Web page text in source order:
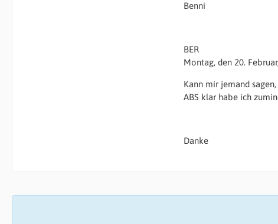
Benni
BER
Montag, den 20.
Kann mir jemand
ABS klar habe ich
Danke